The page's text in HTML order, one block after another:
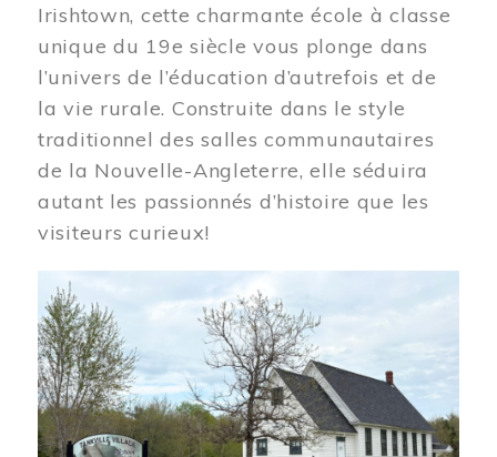
Irishtown, cette charmante école à classe
unique du 19e siècle vous plonge dans
l’univers de l’éducation d’autrefois et de
la vie rurale. Construite dans le style
traditionnel des salles communautaires
de la Nouvelle-Angleterre, elle séduira
autant les passionnés d’histoire que les
visiteurs curieux!
Image